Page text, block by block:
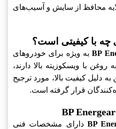
محافظ از سایش و آسیب‌های
با کیفیتی است؟
BPبه ویژه برای خودروهای
با ویسکوزیته بالا دارند،
دلیل کیفیت بالا، مورد ترجیح
قرار گرفته است.
BP دارای مشخصات فنی